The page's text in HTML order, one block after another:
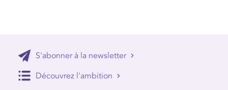
S'abonner à la newsletter
Découvrez l'ambition